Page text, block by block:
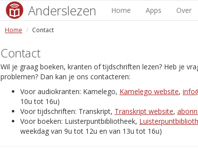
Anderslezen Home Apps Over
Home Contact
Contact
Wil je graag boeken, kranten of tijdschriften lezen? Heb je
problemen? Dan kan je ons contacteren:
Voor audiokranten: Kamelego, Kamelego website,
10u tot 16u)
Voor tijdschriften: Transkript, Transkript website,
Voor boeken: Luisterpuntbibliotheek,
weekdag van 9u tot 12u en van 13u tot 16u)